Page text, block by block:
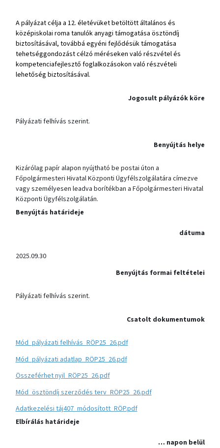
A pályázat célja a 12. életévüket betöltött általános és
középiskolai roma tanulók anyagi támogatása ösztöndíj
biztosításával, továbbá egyéni fejlődésük támogatása
tehetséggondozást célzó méréseken való részvétel és
kompetenciafejlesztő foglalkozásokon való részvételi
lehetőség biztosításával.
Jogosult pályázók köre
Pályázati felhívás szerint.
Benyújtás helye
Kizárólag papír alapon nyújtható be postai úton a
Főpolgármesteri Hivatal Központi Ügyfélszolgálatára címezve
vagy személyesen leadva borítékban a Főpolgármesteri Hivatal
Központi Ügyfélszolgálatán.
Benyújtás határideje
dátuma
2025.09.30
Benyújtás formai feltételei
Pályázati felhívás szerint.
Csatolt dokumentumok
Mód_pályázati felhívás_RÖP25_26.pdf
Mód_pályázati adatlap_RÖP25_26.pdf
Összeférhet nyil_RÖP25_26.pdf
Mód_ösztöndíj szerződés terv_RÖP25_26.pdf
Adatkezelési táj407_módosított_RÖP.pdf
Elbírálás határideje
… napon belül